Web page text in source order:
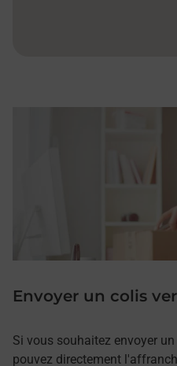
Envoyer un colis
Si vous souhaitez envoyer un
pouvez directement